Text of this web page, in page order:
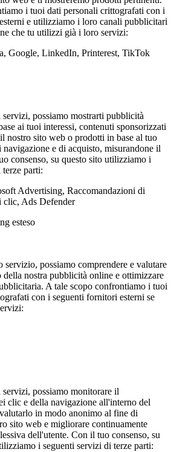
i tuoi dati personali crittografati con i
e utilizziamo i loro canali pubblicitari
che tu utilizzi già i loro servizi:
Google, LinkedIn, Printerest, TikTok
servizi, possiamo mostrarti pubblicità
ai tuoi interessi, contenuti sponsorizzati
nostro sito web o prodotti in base al tuo
navigazione e di acquisto, misurandone il
consenso, su questo sito utilizziamo i
parti:
Advertising, Raccomandazioni di
clic, Ads Defender
esteso
servizio, possiamo comprendere e valutare
della nostra pubblicità online e ottimizzare
A tale scopo confrontiamo i tuoi
con i seguenti fornitori esterni se
servizi, possiamo monitorare il
clic e della navigazione all'interno del
in modo anonimo al fine di
sito web e migliorare continuamente
dell'utente. Con il tuo consenso, su
i seguenti servizi di terze parti: